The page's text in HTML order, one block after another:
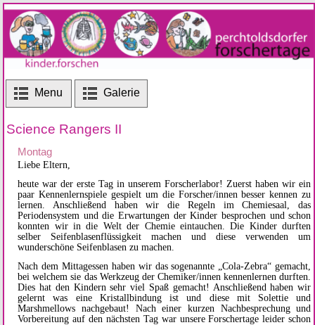
Menu Galerie
Science Rangers II
Montag
Liebe Eltern,
heute war der erste Tag in unserem Forscherlabor! Zuerst haben wir ein
paar Kennenlernspiele gespielt um die Forscher/innen besser kennen zu
lernen. Anschließend haben wir die Regeln im Chemiesaal, das
Periodensystem und die Erwartungen der Kinder besprochen und schon
konnten wir in die Welt der Chemie eintauchen. Die Kinder durften
selber Seifenblasenflüssigkeit machen und diese verwenden um
wunderschöne Seifenblasen zu machen.
Nach dem Mittagessen haben wir das sogenannte „Cola-Zebra“ gemacht,
bei welchem sie das Werkzeug der Chemiker/innen kennenlernen durften.
Dies hat den Kindern sehr viel Spaß gemacht! Anschließend haben wir
gelernt was eine Kristallbindung ist und diese mit Solettie und
Marshmellows nachgebaut! Nach einer kurzen Nachbesprechung und
Vorbereitung auf den nächsten Tag war unsere Forschertage leider schon